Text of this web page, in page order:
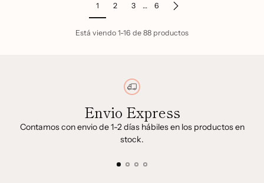
1 2 3 … 6
Está viendo 1-16 de 88 productos
Envio Express
Contamos con envio de 1-2 días hábiles en los productos en
stock.